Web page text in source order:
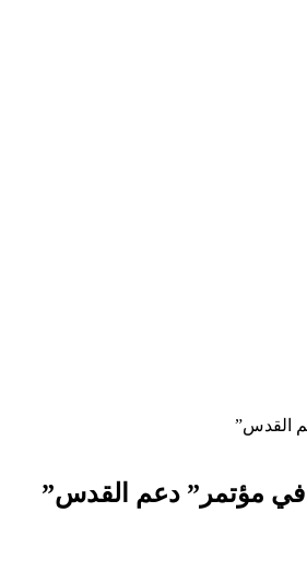
القدس”
في مؤتمر” دعم القدس”